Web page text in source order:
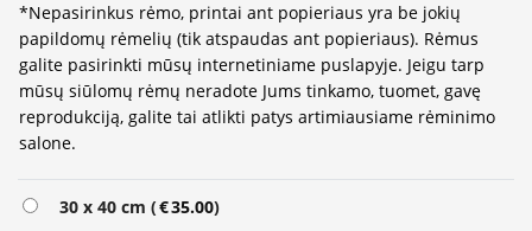
*Nepasirinkus rėmo, printai ant popieriaus yra be jokių
papildomų rėmelių (tik atspaudas ant popieriaus). Rėmus
galite pasirinkti mūsų internetiniame puslapyje. Jeigu tarp
mūsų siūlomų rėmų neradote Jums tinkamo, tuomet, gavę
reprodukciją, galite tai atlikti patys artimiausiame rėminimo
salone.
30 x 40 cm (€35.00)
Alternative: